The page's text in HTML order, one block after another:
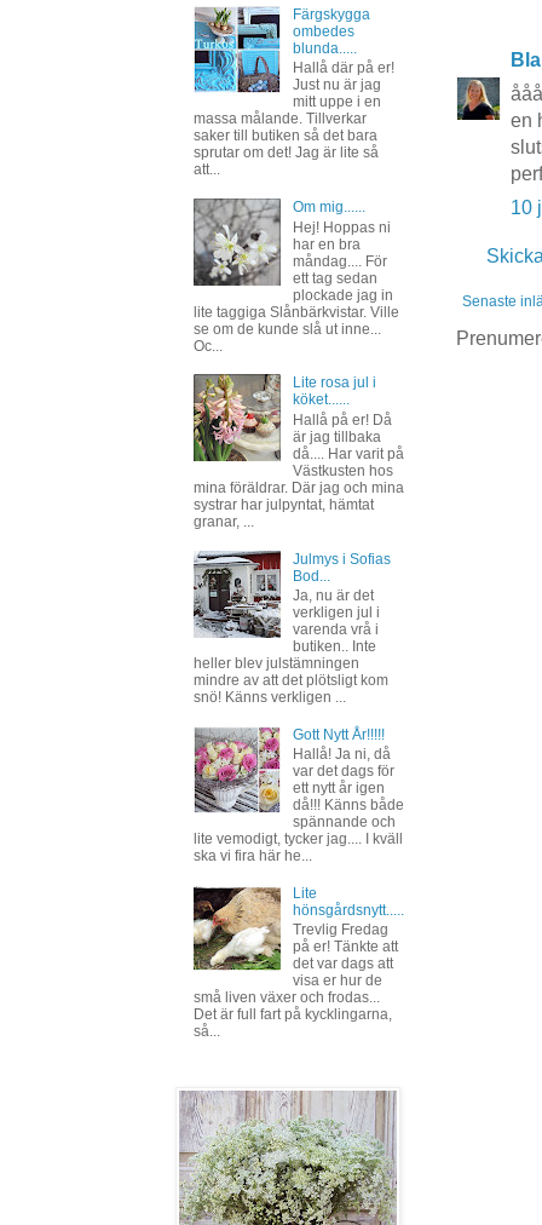
en
10
Senaste
Färgskygga
ombedes
blunda.....
Hallå där på er!
Just nu är jag
mitt uppe i en
massa målande. Tillverkar
saker till butiken så det bara
sprutar om det! Jag är lite så
att...
Om mig......
Hej! Hoppas ni
har en bra
måndag.... För
ett tag sedan
plockade jag in
lite taggiga Slånbärkvistar. Ville
se om de kunde slå ut inne...
Oc...
Lite rosa jul i
köket......
Hallå på er! Då
är jag tillbaka
då.... Har varit på
Västkusten hos
mina föräldrar. Där jag och mina
systrar har julpyntat, hämtat
granar, ...
Julmys i Sofias
Bod...
Ja, nu är det
verkligen jul i
varenda vrå i
butiken.. Inte
heller blev julstämningen
mindre av att det plötsligt kom
snö! Känns verkligen ...
Gott Nytt År!!!!!
Hallå! Ja ni, då
var det dags för
ett nytt år igen
då!!! Känns både
spännande och
lite vemodigt, tycker jag.... I kväll
ska vi fira här he...
Lite
hönsgårdsnytt.....
Trevlig Fredag
på er! Tänkte att
det var dags att
visa er hur de
små liven växer och frodas...
Det är full fart på kycklingarna,
så...